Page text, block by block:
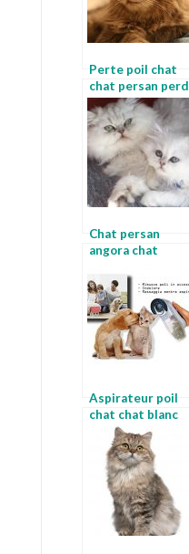
Perte poil chat
chat persan perd
ses poils
Chat persan
angora chat
Aspirateur poil
chat chat blanc